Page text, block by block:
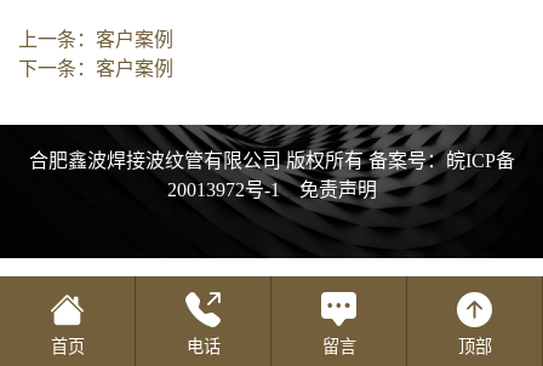
上一条： 客户案例
下一条： 客户案例
合肥鑫波焊接波纹管有限公司 版权所有备案号：皖ICP备
20013972号-1免责声明
首页 电话 留言 顶部